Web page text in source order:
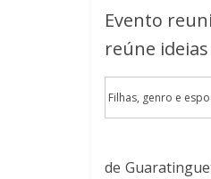
Evento
reúne
Filhas, genro e
de